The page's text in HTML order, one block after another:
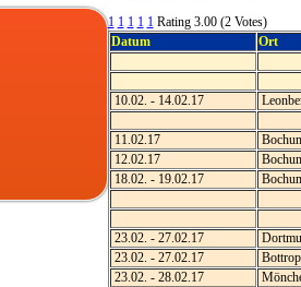
1 1 1 1 1 Rating 3.00 (2 Votes)
Datum
Ort
10.02. - 14.02.17
11.02.17
12.02.17
18.02. - 19.02.17
23.02. - 27.02.17
23.02. - 27.02.17
Bottrop
23.02. - 28.02.17